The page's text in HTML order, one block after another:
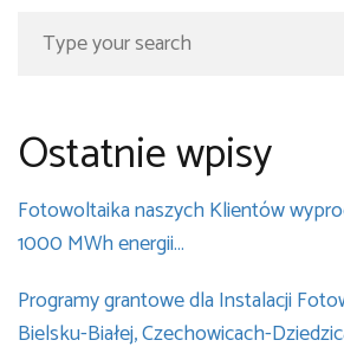
Ostatnie wpisy
Fotowoltaika naszych Klientów
1000 MWh energii…
Programy grantowe dla Instalacji
Bielsku-Białej, Czechowicach-